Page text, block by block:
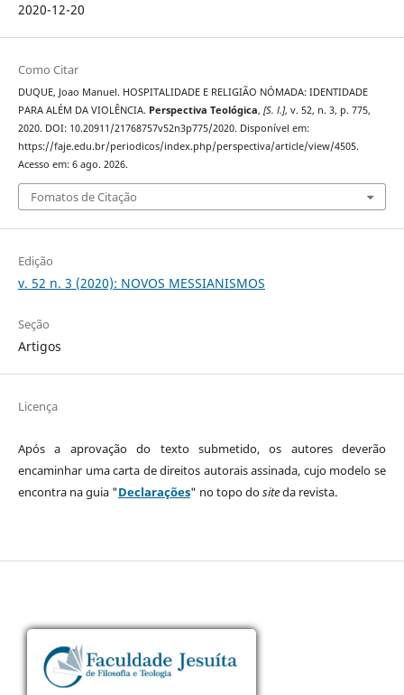
2020-12-20
Como Citar
DUQUE, Joao Manuel. HOSPITALIDADE E RELIGIÃO NÓMADA: IDENTIDADE
PARA ALÉM DA VIOLÊNCIA. Perspectiva Teológica, [S. l.], v. 52, n. 3, p. 775,
2020. DOI: 10.20911/21768757v52n3p775/2020. Disponível em:
https://faje.edu.br/periodicos/index.php/perspectiva/article/view/4505.
Acesso em: 6 ago. 2026.
Fomatos de Citação
Edição
v. 52 n. 3 (2020): NOVOS MESSIANISMOS
Seção
Artigos
Licença
Após a aprovação do texto submetido, os autores deverão
encaminhar uma carta de direitos autorais assinada, cujo modelo se
encontra na guia "Declarações" no topo dositeda revista.